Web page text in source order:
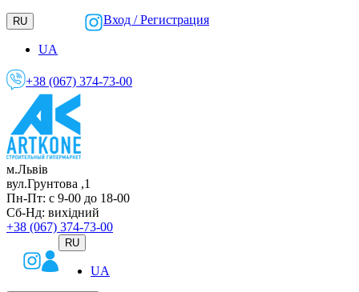
RU
UA
Вход / Регистрация
+38 (067) 374-73-00
м.Львів
вул.Грунтова ,1
Пн-Пт: с 9-00 до 18-00
Сб-Нд: вихідний
+38 (067) 374-73-00
RU
UA